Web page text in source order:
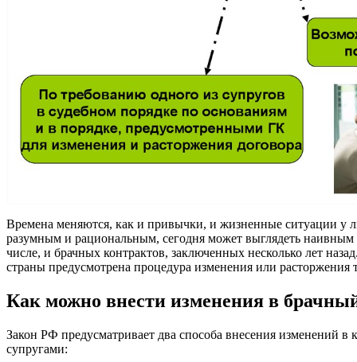
Времена меняются, как и привычки, и жизненные ситуации у
разумным и рациональным, сегодня может выглядеть
числе, и брачных контрактов, заключенных несколько лет
страны предусмотрена процедура изменения или расторжения
Как можно внести изменения в
Закон РФ предусматривает два способа внесения изменений в
супругами: